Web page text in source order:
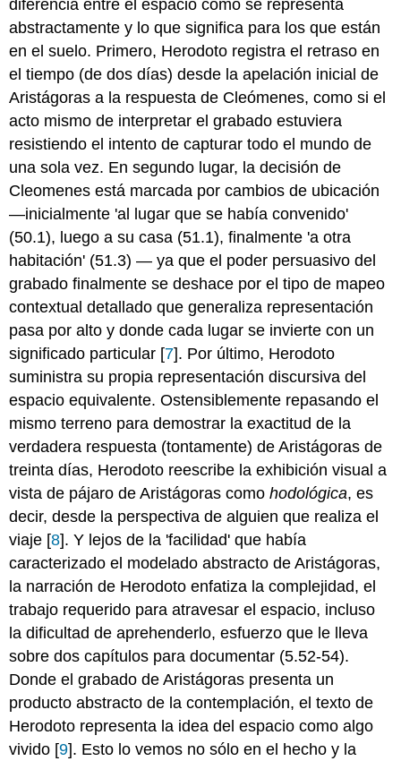
diferencia entre el espacio como se representa
abstractamente y lo que significa para los que están
en el suelo. Primero, Herodoto registra el retraso en
el tiempo (de dos días) desde la apelación inicial de
Aristágoras a la respuesta de Cleómenes, como si el
acto mismo de interpretar el grabado estuviera
resistiendo el intento de capturar todo el mundo de
una sola vez. En segundo lugar, la decisión de
Cleomenes está marcada por cambios de ubicación
—inicialmente 'al lugar que se había convenido'
(50.1), luego a su casa (51.1), finalmente 'a otra
habitación' (51.3) — ya que el poder persuasivo del
grabado finalmente se deshace por el tipo de mapeo
contextual detallado que generaliza representación
pasa por alto y donde cada lugar se invierte con un
significado particular [7]. Por último, Herodoto
suministra su propia representación discursiva del
espacio equivalente. Ostensiblemente repasando el
mismo terreno para demostrar la exactitud de la
verdadera respuesta (tontamente) de Aristágoras de
treinta días, Herodoto reescribe la exhibición visual a
vista de pájaro de Aristágoras comohodológica, es
decir, desde la perspectiva de alguien que realiza el
viaje [8]. Y lejos de la 'facilidad' que había
caracterizado el modelado abstracto de Aristágoras,
la narración de Herodoto enfatiza la complejidad, el
trabajo requerido para atravesar el espacio, incluso
la dificultad de aprehenderlo, esfuerzo que le lleva
sobre dos capítulos para documentar (5.52-54).
Donde el grabado de Aristágoras presenta un
producto abstracto de la contemplación, el texto de
Herodoto representa la idea del espacio como algo
vivido [9]. Esto lo vemos no sólo en el hecho y la